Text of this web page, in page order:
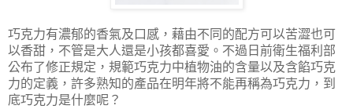
巧克力有濃郁的香氣及口感，藉由不同的配方可以苦澀也可
以香甜，不管是大人還是小孩都喜愛。不過日前衛生福利部
公布了修正規定，規範巧克力中植物油的含量以及含餡巧克
力的定義，許多熟知的產品在明年將不能再稱為巧克力，到
底巧克力是什麼呢？